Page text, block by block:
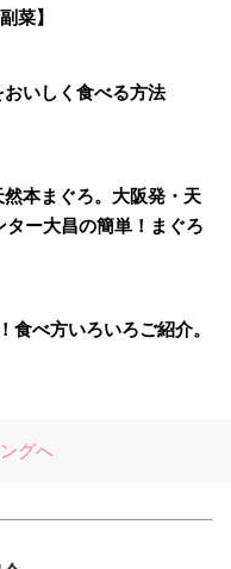
菜】
いしく食べる方法
本まぐろ。大阪発・天
ー大昌の簡単！まぐろ
食べ方いろいろご紹介。
グへ